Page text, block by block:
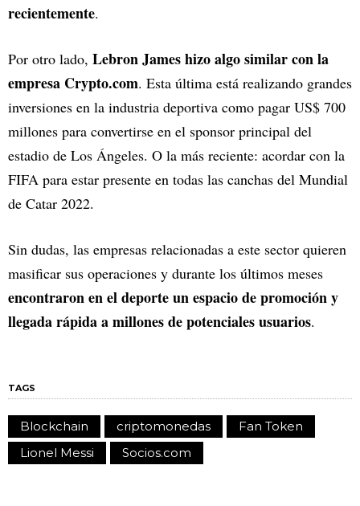
recientemente.
Por otro lado, Lebron James hizo algo similar con la
empresa Crypto.com. Esta última está realizando grandes
inversiones en la industria deportiva como pagar US$ 700
millones para convertirse en el sponsor principal del
estadio de Los Ángeles. O la más reciente: acordar con la
FIFA para estar presente en todas las canchas del Mundial
de Catar 2022.
Sin dudas, las empresas relacionadas a este sector quieren
masificar sus operaciones y durante los últimos meses
encontraron en el deporte un espacio de promoción y
llegada rápida a millones de potenciales usuarios.
TAGS
Blockchain criptomonedas
Fan Token
Lionel Messi
Socios.com